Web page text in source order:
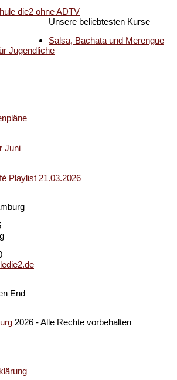
Unsere beliebtesten Kurse
Salsa, Bachata und Merengue
Jugendliche
Juni
Playlist 21.03.2026
End
2026 - Alle Rechte vorbehalten